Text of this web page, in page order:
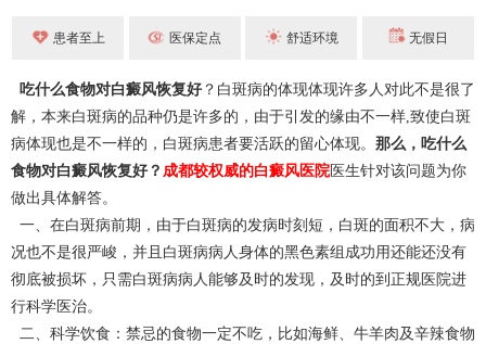
患者至上 医保定点 舒适环境 无假日
吃什么食物对白癜风恢复好 ？白斑病的体现体现许多人对此不是很了
解，本来白斑病的品种仍是许多的，由于引发的缘由不一样,致使白斑
病体现也是不一样的，白斑病患者要活跃的留心体现。 那么，吃什么
食物对白癜风恢复好？ 成都较权威的白癜风医院 医生针对该问题为你
做出具体解答。
一、在白斑病前期，由于白斑病的发病时刻短，白斑的面积不大，病
况也不是很严峻，并且白斑病病人身体的黑色素组成功用还能还没有
彻底被损坏，只需白斑病病人能够及时的发现，及时的到正规医院进
行科学医治。
二、科学饮食：禁忌的食物一定不吃，比如海鲜、牛羊肉及辛辣食物